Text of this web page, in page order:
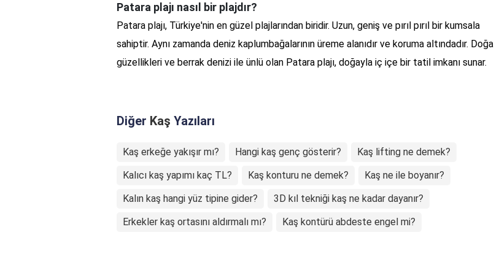
Patara plajı nasıl bir plajdır?
Patara plajı, Türkiye'nin en güzel plajlarından biridir. Uzun, geniş ve pırıl pırıl bir kumsala
sahiptir. Aynı zamanda deniz kaplumbağalarının üreme alanıdır ve koruma altındadır. Doğal
güzellikleri ve berrak denizi ile ünlü olan Patara plajı, doğayla iç içe bir tatil imkanı sunar.
Diğer Kaş Yazıları
Kaş erkeğe yakışır mı? Hangi kaş genç gösterir?
Kaş lifting ne demek?
Kalıcı kaş yapımı kaç TL?
Kaş konturu ne demek?
Kaş ne ile boyanır?
Kalın kaş hangi yüz tipine gider?
3D kıl tekniği kaş ne kadar dayanır?
Erkekler kaş ortasını aldırmalı mı?
Kaş kontürü abdeste engel mi?